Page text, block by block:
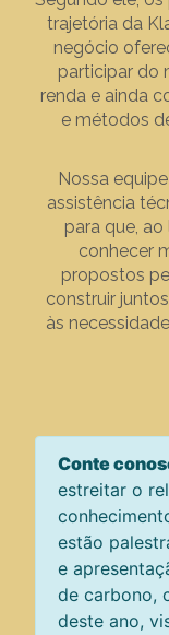
trajetória da
negócio
participar do
renda e ainda
e métodos
Nossa
assistência
para que,
conhecer
propostos
construir
às
Conte
estreitar o
estão
e
de carbono,
deste ano,